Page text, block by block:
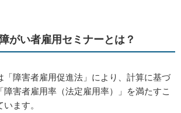
がい者雇用セミナーとは？
「障害者雇用促進法」により、計算に基づ
障害者雇用率（法定雇用率）」を満たすこ
ます。​